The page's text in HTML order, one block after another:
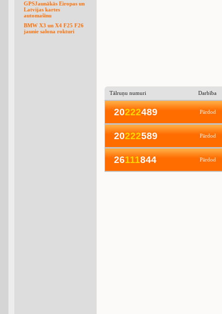
GPSJaunākās Eiropas un
Latvijas kartes
automašīnu
BMW X3 un X4 F25 F26
jaunie salona rokturi
Tālruņu numuri Darbība
20222489 Pārdod
20222589 Pārdod
26111844 Pārdod